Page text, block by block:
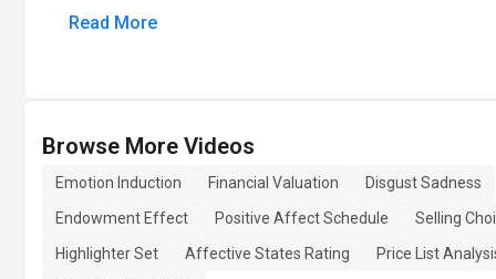
Read More
Browse More Videos
Emotion Induction Financial Valuation
Disgust Sadness
Endowment Effect
Positive Affect Schedule
Selling
Highlighter Set
Affective States Rating
Price List